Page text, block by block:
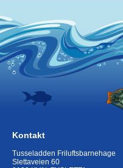
Kontakt
Tusseladden Friluftsbarnehage
Slettaveien 60